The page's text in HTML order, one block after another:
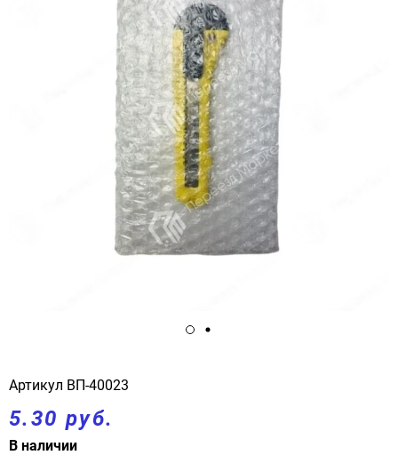
Артикул ВП-40023
5.30 руб.
В наличии